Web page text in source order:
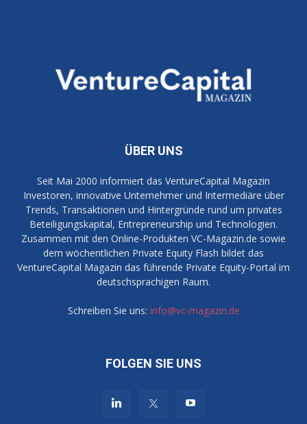
ÜBER UNS
Seit Mai 2000 informiert das VentureCapital Magazin
Investoren, innovative Unternehmer und Intermediäre über
Trends, Transaktionen und Hintergründe rund um privates
Beteiligungskapital, Entrepreneurship und Technologien.
Zusammen mit den Online-Produkten VC-Magazin.de sowie
dem wöchentlichen Private Equity Flash bildet das
VentureCapital Magazin das führende Private Equity-Portal im
deutschsprachigen Raum.
Schreiben Sie uns: info@vc-magazin.de
FOLGEN SIE UNS